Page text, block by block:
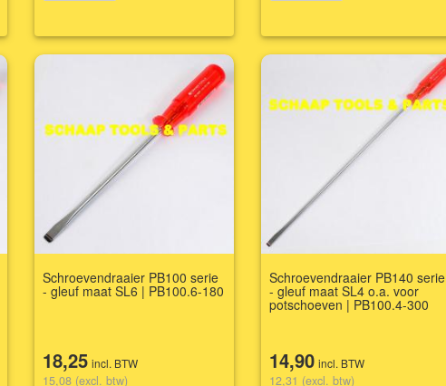
Schroevendraaier PB100 serie
- gleuf maat SL6 | PB100.6-180
18,25 incl. BTW
15,08 (excl. btw)
Schroevendraaier PB140 serie
- gleuf maat SL4 o.a. voor
potschoeven | PB100.4-300
14,90 incl. BTW
12,31 (excl. btw)